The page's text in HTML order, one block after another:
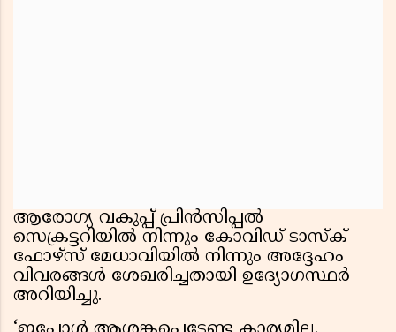
ആരോഗ്യ വകുപ്പ് പ്രിൻസിപ്പൽ
സെക്രട്ടറിയിൽ നിന്നും കോവിഡ് ടാസ്‌ക്
ഫോഴ്‌സ് മേധാവിയിൽ നിന്നും അദ്ദേഹം
വിവരങ്ങൾ ശേഖരിച്ചതായി ഉദ്യോഗസ്ഥർ
അറിയിച്ചു.